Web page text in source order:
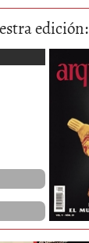
edición: